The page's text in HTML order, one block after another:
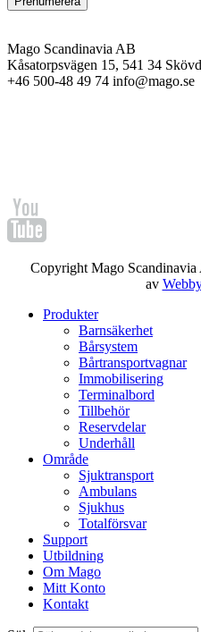
Mago Scandinavia AB
Kåsatorpsvägen 15, 541 34
+46 500-48 49 74 info@mago.se
Copyright Mago
av
Produkter
Barnsäkerhet
Bårsystem
Bårtransportvagnar
Immobilisering
Terminalbord
Tillbehör
Reservdelar
Underhåll
Område
Sjuktransport
Ambulans
Sjukhus
Totalförsvar
Support
Utbildning
Om Mago
Mitt Konto
Kontakt